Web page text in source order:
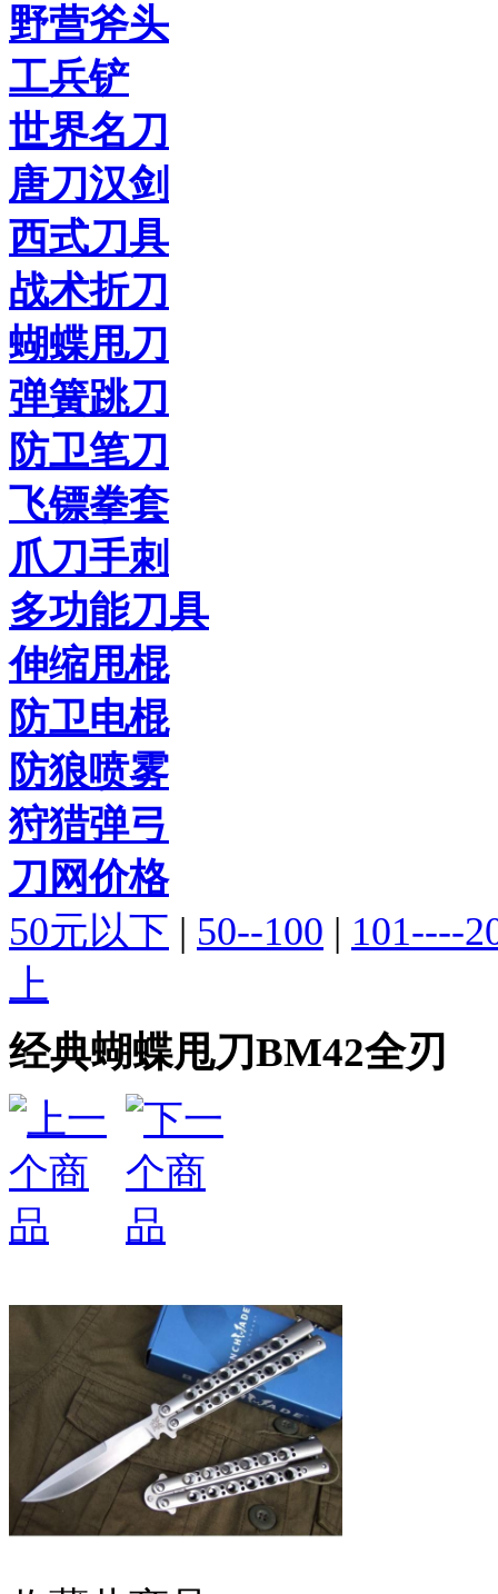
野营斧头
工兵铲
世界名刀
唐刀汉剑
西式刀具
战术折刀
蝴蝶甩刀
弹簧跳刀
防卫笔刀
飞镖拳套
爪刀手刺
多功能刀具
伸缩甩棍
防卫电棍
防狼喷雾
狩猎弹弓
刀网价格
50元以下 | 50--100 | 101----
上
经典蝴蝶甩刀BM42全刃